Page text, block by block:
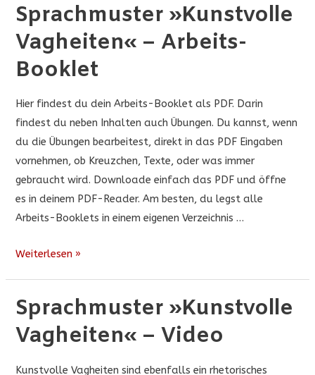
–
Podcast
Sprachmuster »Kunstvolle
Vagheiten« – Arbeits-
Booklet
Hier findest du dein Arbeits-Booklet als PDF. Darin
findest du neben Inhalten auch Übungen. Du kannst, wenn
du die Übungen bearbeitest, direkt in das PDF Eingaben
vornehmen, ob Kreuzchen, Texte, oder was immer
gebraucht wird. Downloade einfach das PDF und öffne
es in deinem PDF-Reader. Am besten, du legst alle
Arbeits-Booklets in einem eigenen Verzeichnis …
Sprachmuster
–
Arbeits-
Booklet
Weiterlesen »
Sprachmuster »Kunstvolle
Vagheiten« – Video
Kunstvolle Vagheiten sind ebenfalls ein rhetorisches